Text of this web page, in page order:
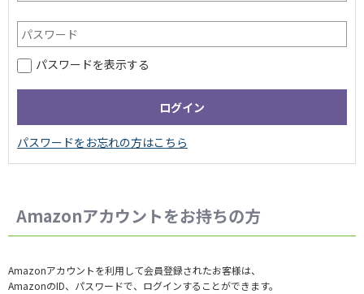
パスワードを表示する
Amazonアカウントをお持ちの方
Amazonアカウントを利用して会員登録されたお客様は、
AmazonのID、パスワードで、ログインすることができます。